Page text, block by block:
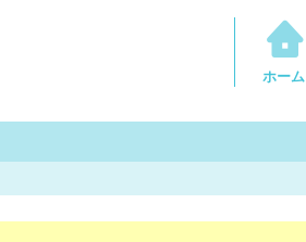
ホーム